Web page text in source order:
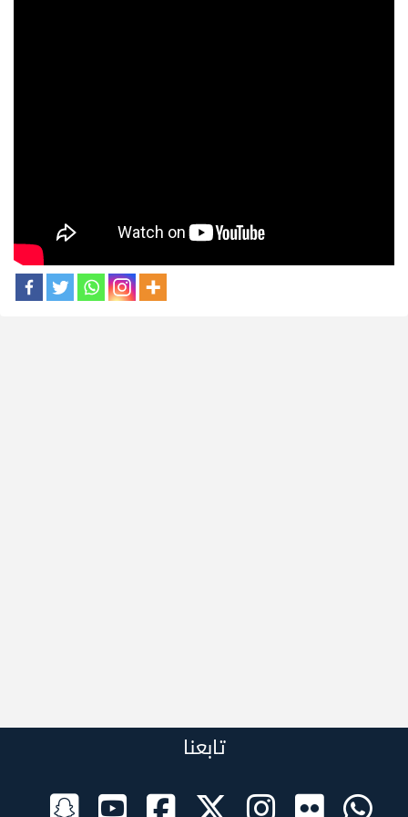
تابعنا